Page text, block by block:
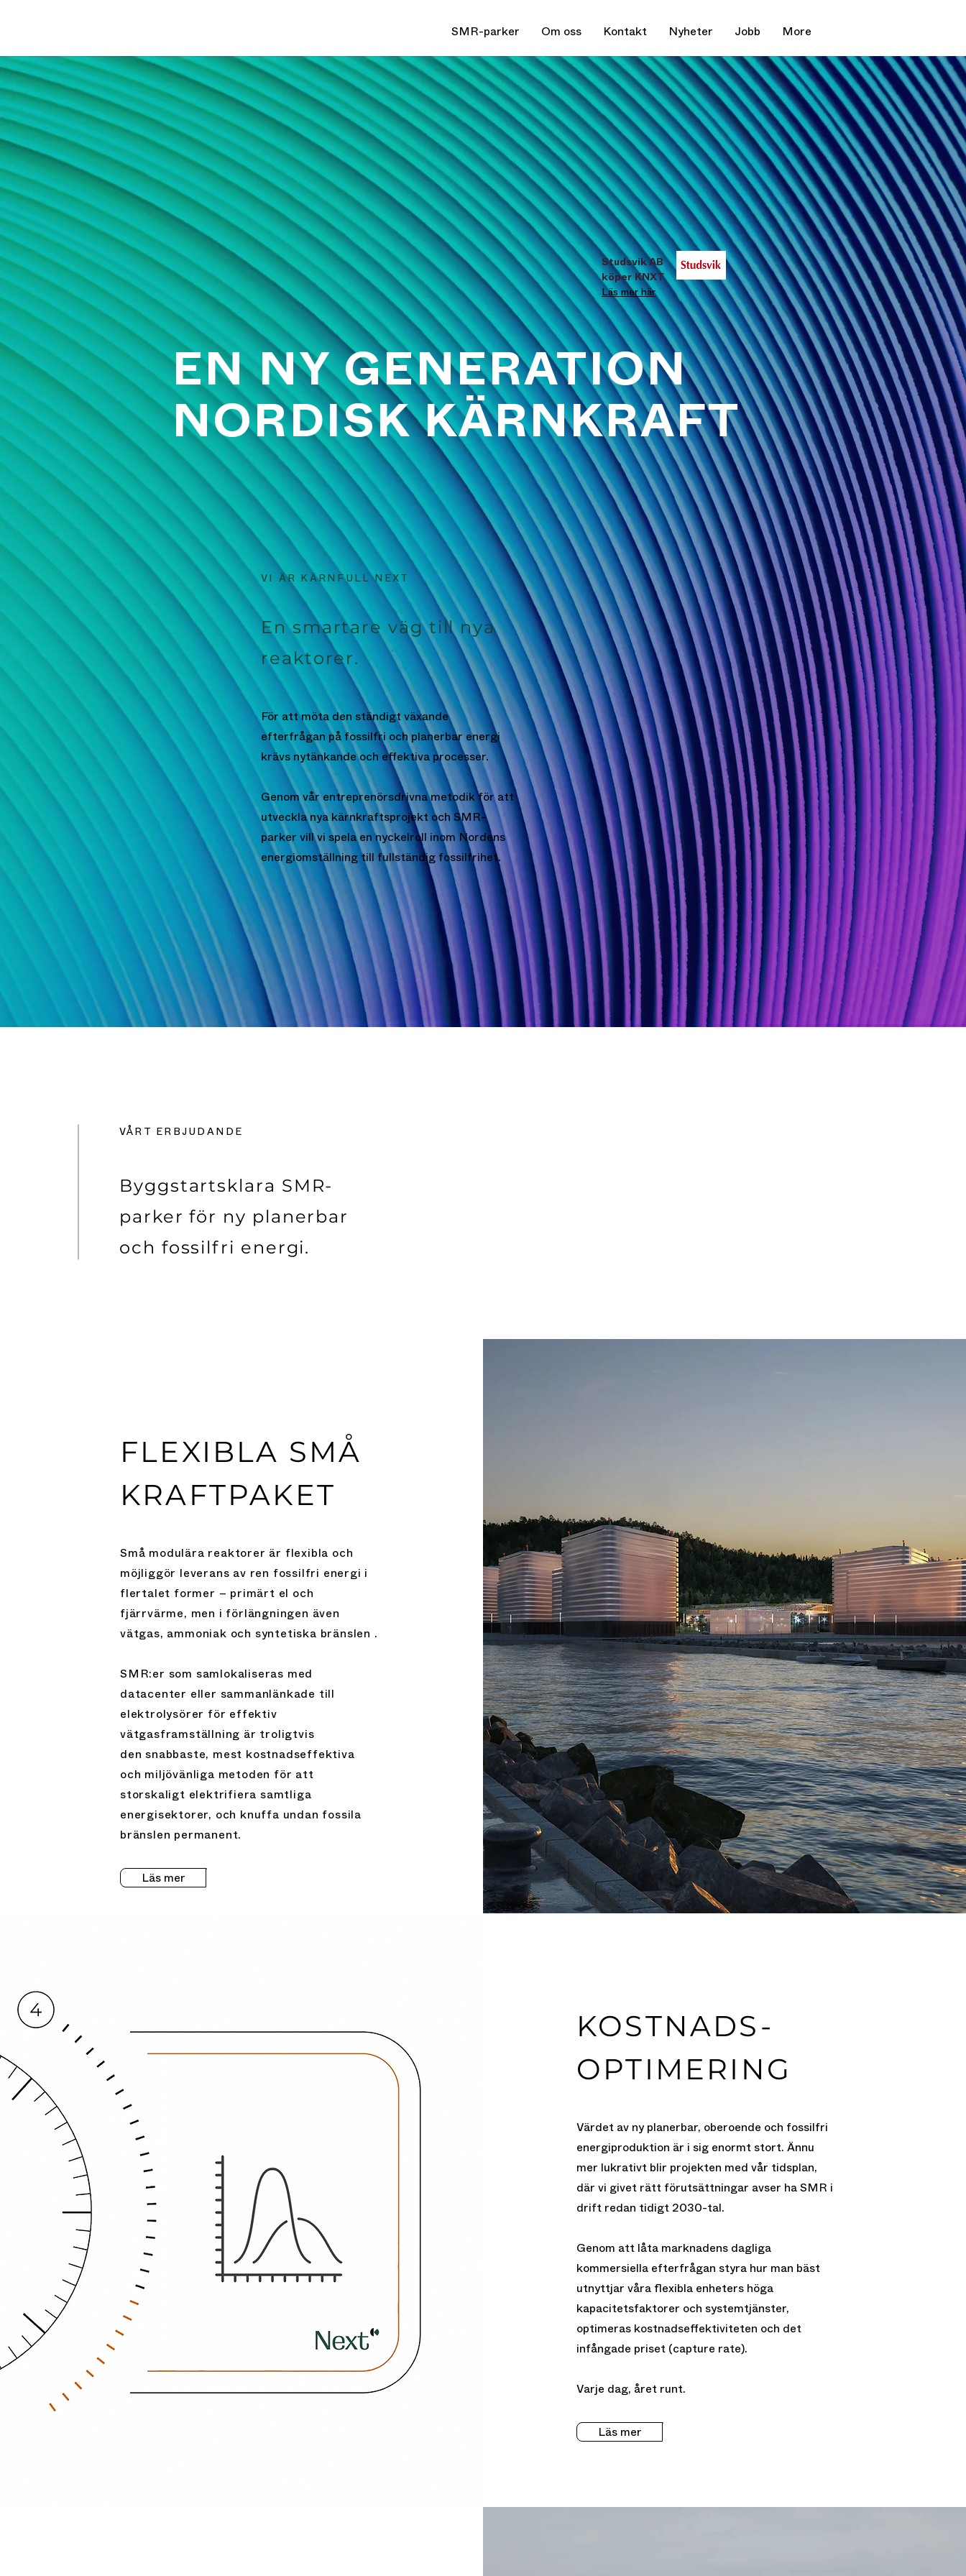
SMR-parker Om oss Kontakt Nyheter Jobb More
Studsvik AB
köper KNXT
Läs mer här
EN NY GENERATION
NORDISK KÄRNKRAFT
VI ÄR KÄRNFULL NEXT
En smartare väg till nya
reaktorer.
För att möta den ständigt växande
efterfrågan på fossilfri och planerbar energi
krävs nytänkande och effektiva processer.
Genom vår entreprenörsdrivna metodik för att
utveckla nya kärnkraftsprojekt och SMR-
parker vill vi spela en nyckelroll inom Nordens
energiomställning till fullständig fossilfrihet.
VÅRT ERBJUDANDE
Byggstartsklara SMR-
parker för ny planerbar
och fossilfri energi.
FLEXIBLA SMÅ
KRAFTPAKET
Små modulära reaktorer är flexibla och
möjliggör leverans av ren fossilfri energi i
flertalet former – primärt el och
fjärrvärme, men i förlängningen även
vätgas, ammoniak och syntetiska bränslen .
SMR:er som samlokaliseras med
datacenter eller sammanlänkade till
elektrolysörer för effektiv
vätgasframställning är troligtvis
den snabbaste, mest kostnadseffektiva
och miljövänliga metoden för att
storskaligt elektrifiera samtliga
energisektorer, och knuffa undan fossila
bränslen permanent.
Läs mer
KOSTNADS-
OPTIMERING
Värdet av ny planerbar, oberoende och fossilfri
energiproduktion är i sig enormt stort. Ännu
mer lukrativt blir projekten med vår tidsplan,
där vi givet rätt förutsättningar avser ha SMR i
drift redan tidigt 2030-tal.
Genom att låta marknadens dagliga
kommersiella efterfrågan styra hur man bäst
utnyttjar våra flexibla enheters höga
kapacitetsfaktorer och systemtjänster,
optimeras kostnadseffektiviteten och det
infångade priset (capture rate).
Varje dag, året runt.
Läs mer